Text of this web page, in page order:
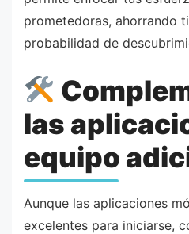
prometedoras, ahorrando
probabilidad de
las
equipo
Aunque las aplicaciones
excelentes para iniciarse,